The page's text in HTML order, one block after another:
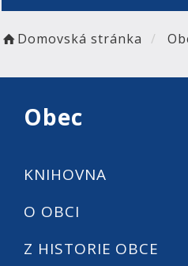
Domovská stránka
Obec
KNIHOVNA
O OBCI
Z HISTORIE OBCE